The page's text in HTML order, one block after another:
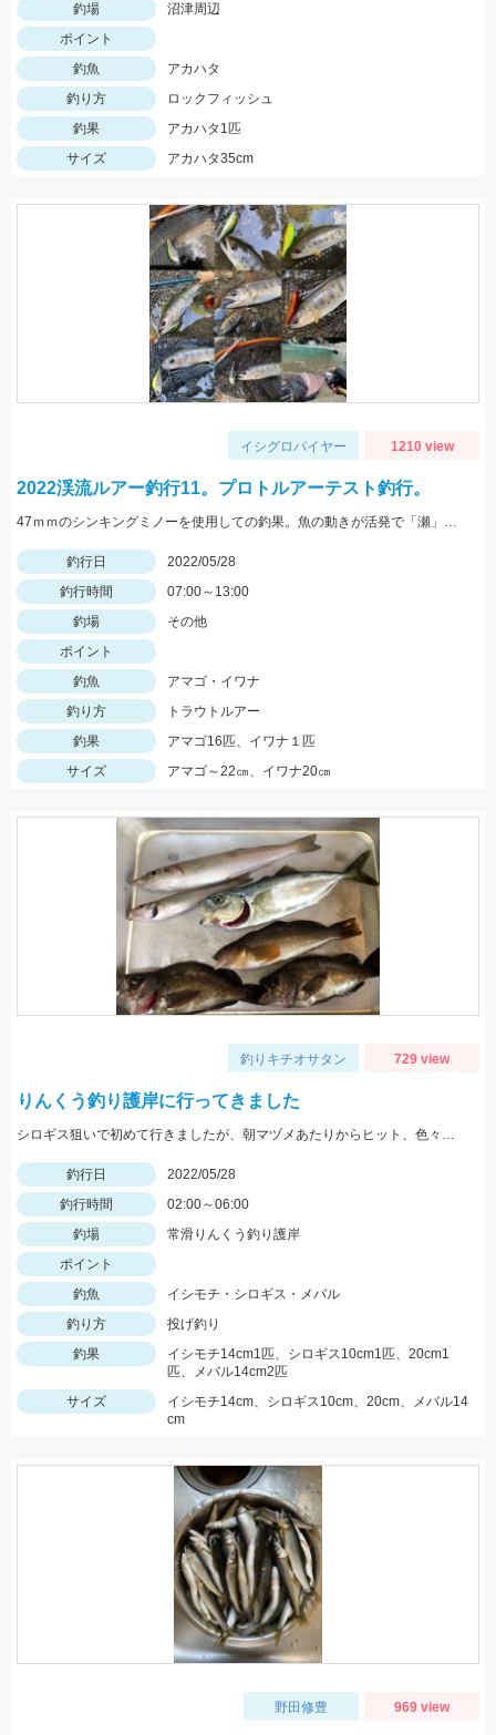
釣場
沼津周辺
ポイント
釣魚
アカハタ
釣り方
ロックフィッシュ
釣果
アカハタ1匹
サイズ
アカハタ35cm
イシグロバイヤー 1210 view
2022渓流ルアー釣行11。プロトルアーテスト釣行。
47ｍｍのシンキングミノーを使用しての釣果。魚の動きが活発で「瀬」での釣果が多い状況でした。
釣行日
2022/05/28
釣行時間
07:00～13:00
釣場
その他
ポイント
釣魚
アマゴ・イワナ
釣り方
トラウトルアー
釣果
アマゴ16匹、イワナ１匹
サイズ
アマゴ～22㎝、イワナ20㎝
釣りキチオサタン 729 view
りんくう釣り護岸に行ってきました
シロギス狙いで初めて行きましたが、朝マヅメあたりからヒット、色々釣れて楽しかったです。
釣行日
2022/05/28
釣行時間
02:00～06:00
釣場
常滑りんくう釣り護岸
ポイント
釣魚
イシモチ・シロギス・メバル
釣り方
投げ釣り
釣果
イシモチ14cm1匹、シロギス10cm1匹、20cm1
匹、メバル14cm2匹
サイズ
イシモチ14cm、シロギス10cm、20cm、メバル14
cm
野田修豊 969 view